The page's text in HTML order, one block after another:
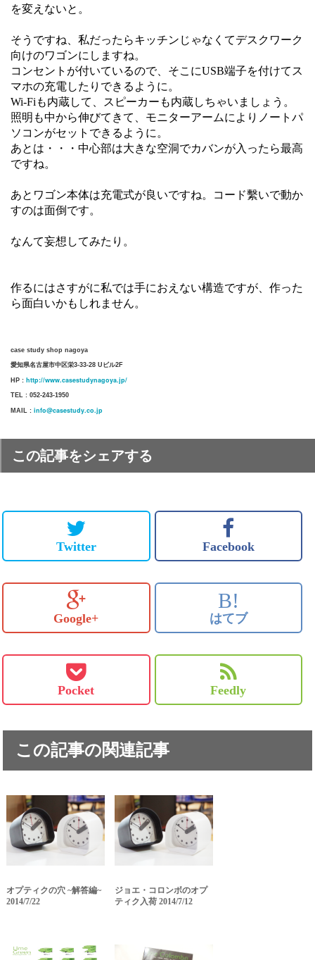
を変えないと。
そうですね、私だったらキッチンじゃなくてデスクワーク
向けのワゴンにしますね。
コンセントが付いているので、そこにUSB端子を付けてス
マホの充電したりできるように。
Wi-Fiも内蔵して、スピーカーも内蔵しちゃいましょう。
照明も中から伸びてきて、モニターアームによりノートパ
ソコンがセットできるように。
あとは・・・中心部は大きな空洞でカバンが入ったら最高
ですね。
あとワゴン本体は充電式が良いですね。コード繫いで動か
すのは面倒です。
なんて妄想してみたり。
作るにはさすがに私では手におえない構造ですが、作った
ら面白いかもしれません。
case study shop nagoya
愛知県名古屋市中区栄3-33-28 Uビル2F
HP : http://www.casestudynagoya.jp/
TEL : 052-243-1950
MAIL : info@casestudy.co.jp
この記事をシェアする
Twitter Facebook
Google+
B!
はてブ
Pocket Feedly
この記事の関連記事
オプティクの穴 ~解答編~
2014/7/22
ジョエ・コロンボのオプ
ティク入荷 2014/7/12